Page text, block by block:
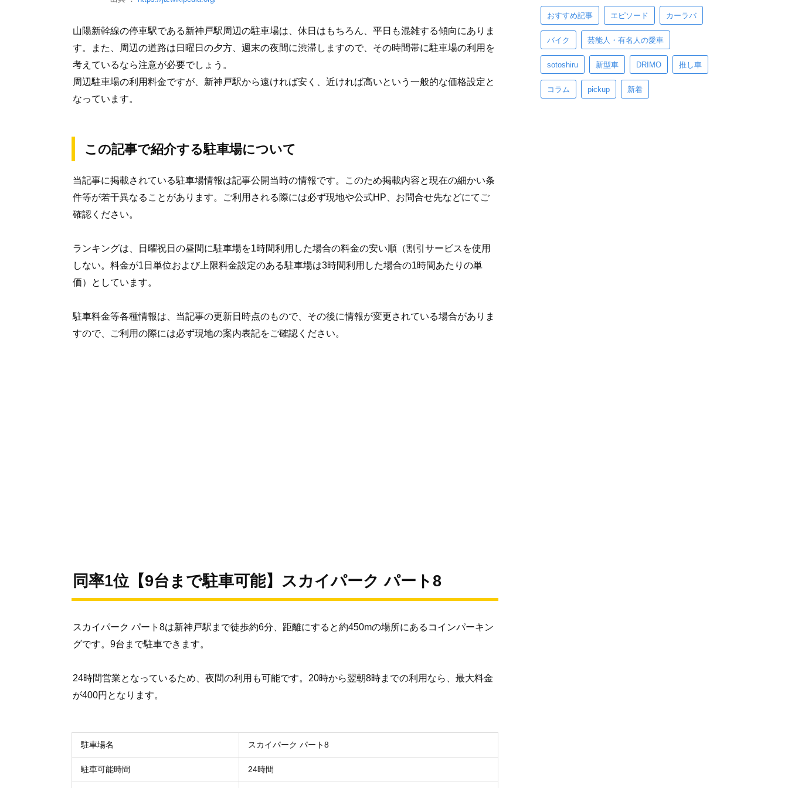
山陽新幹線の停車駅である新神戸駅周辺の駐車場は、休日はもちろん、平日も混雑する傾向にありま
す。また、周辺の道路は日曜日の夕方、週末の夜間に渋滞しますので、その時間帯に駐車場の利用を
考えているなら注意が必要でしょう。
周辺駐車場の利用料金ですが、新神戸駅から遠ければ安く、近ければ高いという一般的な価格設定と
なっています。
この記事で紹介する駐車場について
当記事に掲載されている駐車場情報は記事公開当時の情報です。このため掲載内容と現在の細かい条
件等が若干異なることがあります。ご利用される際には必ず現地や公式HP、お問合せ先などにてご
確認ください。
ランキングは、日曜祝日の昼間に駐車場を1時間利用した場合の料金の安い順（割引サービスを使用
しない。料金が1日単位および上限料金設定のある駐車場は3時間利用した場合の1時間あたりの単
価）としています。
駐車料金等各種情報は、当記事の更新日時点のもので、その後に情報が変更されている場合がありま
すので、ご利用の際には必ず現地の案内表記をご確認ください。
同率1位【9台まで駐車可能】スカイパーク パート8
スカイパーク パート8は新神戸駅まで徒歩約6分、距離にすると約450mの場所にあるコインパーキン
グです。9台まで駐車できます。
24時間営業となっているため、夜間の利用も可能です。20時から翌朝8時までの利用なら、最大料金
が400円となります。
駐車場名 スカイパーク パート8
駐車可能時間 24時間
おすすめ記事 エピソード カーラバ
バイク 芸能人・有名人の愛車
sotoshiru 新型車 DRIMO 推し車
コラム pickup 新着